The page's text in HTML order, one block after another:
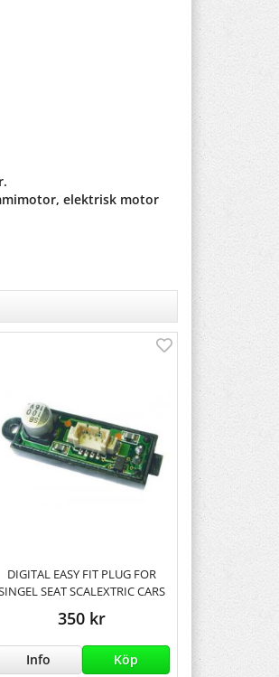
elektrisk motor
DIGITAL EASY FIT PLUG FOR
SEAT SCALEXTRIC CARS
350 kr
Info Köp